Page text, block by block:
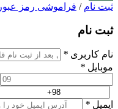
ثبت نام / فراموشی رمز عبور
ثبت نام
نام کاربری *
موبایل *
ایمیل *